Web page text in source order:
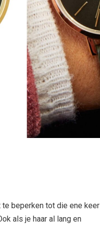
beperken tot die ene keer
als je haar al lang en